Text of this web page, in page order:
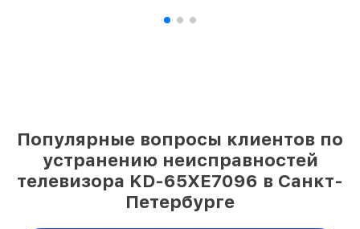
Популярные вопросы клиентов по
устранению неисправностей
телевизора KD-65XE7096 в Санкт-
Петербурге